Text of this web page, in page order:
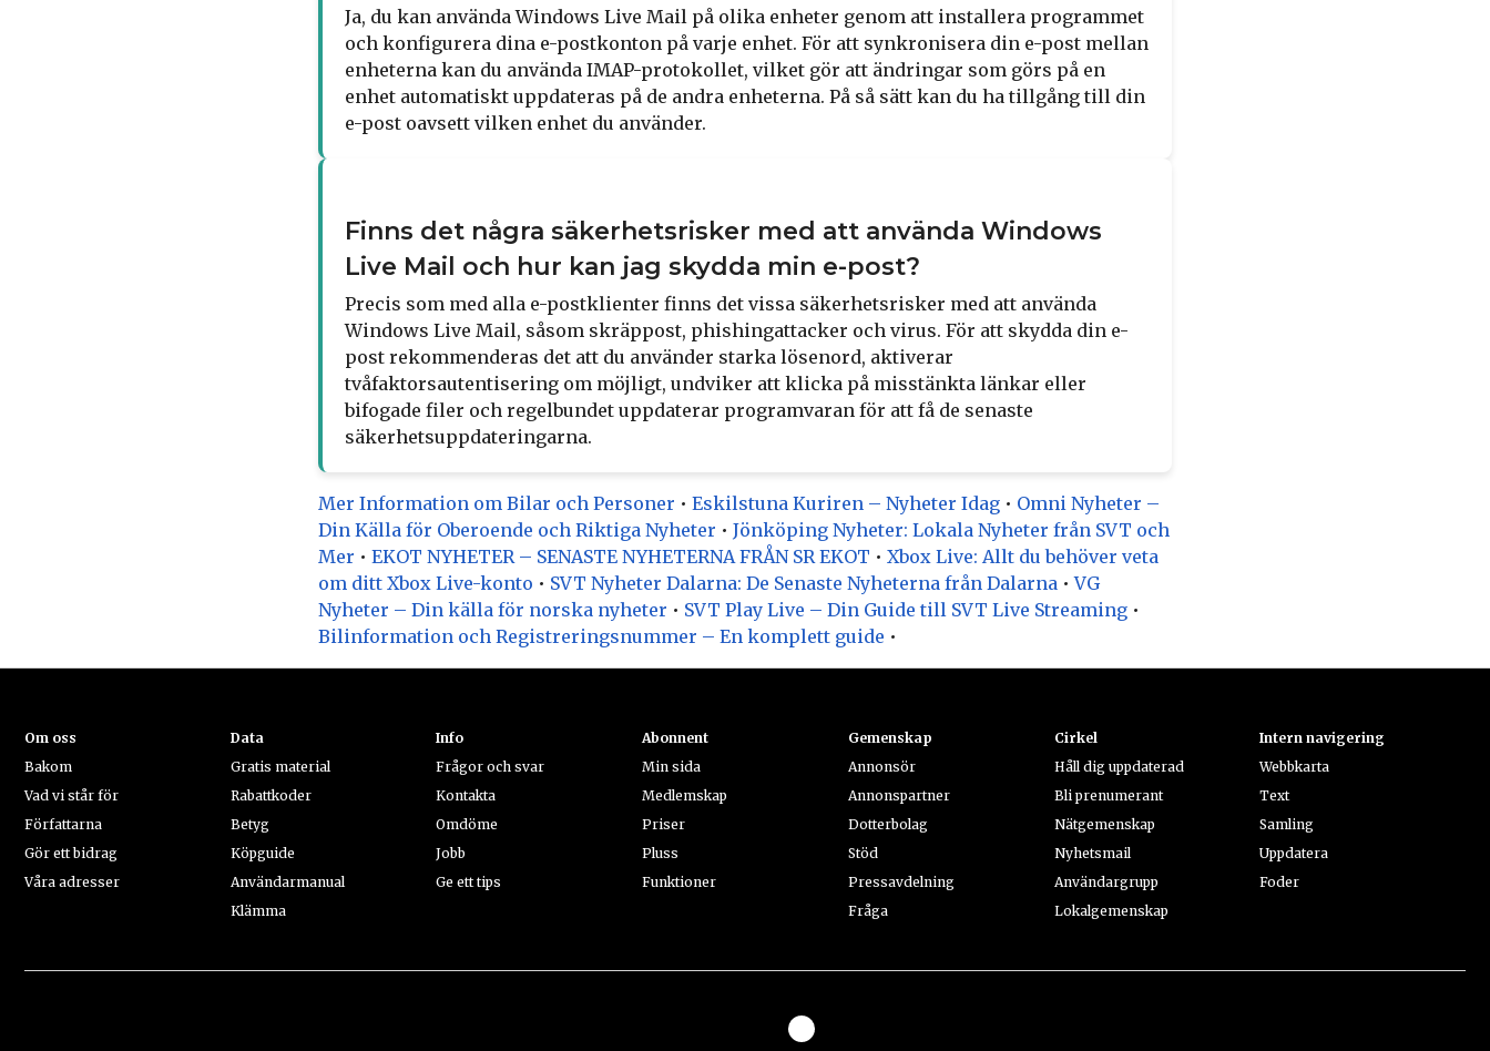
Ja, du kan använda Windows Live Mail på olika enheter genom att installera programmet
och konfigurera dina e-postkonton på varje enhet. För att synkronisera din e-post mellan
enheterna kan du använda IMAP-protokollet, vilket gör att ändringar som görs på en
enhet automatiskt uppdateras på de andra enheterna. På så sätt kan du ha tillgång till din
e-post oavsett vilken enhet du använder.
Finns det några säkerhetsrisker med att använda Windows
Live Mail och hur kan jag skydda min e-post?
Precis som med alla e-postklienter finns det vissa säkerhetsrisker med att använda
Windows Live Mail, såsom skräppost, phishingattacker och virus. För att skydda din e-
post rekommenderas det att du använder starka lösenord, aktiverar
tvåfaktorsautentisering om möjligt, undviker att klicka på misstänkta länkar eller
bifogade filer och regelbundet uppdaterar programvaran för att få de senaste
säkerhetsuppdateringarna.
Mer Information om Bilar och Personer • Eskilstuna Kuriren – Nyheter Idag • Omni Nyheter –
Din Källa för Oberoende och Riktiga Nyheter • Jönköping Nyheter: Lokala Nyheter från SVT och
Mer • EKOT NYHETER – SENASTE NYHETERNA FRÅN SR EKOT • Xbox Live: Allt du behöver veta
om ditt Xbox Live-konto • SVT Nyheter Dalarna: De Senaste Nyheterna från Dalarna •VG
Nyheter – Din källa för norska nyheter • SVT Play Live – Din Guide till SVT Live Streaming •
Bilinformation och Registreringsnummer – En komplett guide •
Om oss
Bakom
Vad vi står för
Författarna
Gör ett bidrag
Våra adresser
Data
Gratis material
Rabattkoder
Betyg
Köpguide
Användarmanual
Klämma
Info
Frågor och svar
Kontakta
Omdöme
Jobb
Ge ett tips
Abonnent
Min sida
Medlemskap
Priser
Pluss
Funktioner
Gemenskap
Annonsör
Annonspartner
Dotterbolag
Stöd
Pressavdelning
Fråga
Cirkel
Håll dig uppdaterad
Bli prenumerant
Nätgemenskap
Nyhetsmail
Användargrupp
Lokalgemenskap
Intern navigering
Webbkarta
Text
Samling
Uppdatera
Foder